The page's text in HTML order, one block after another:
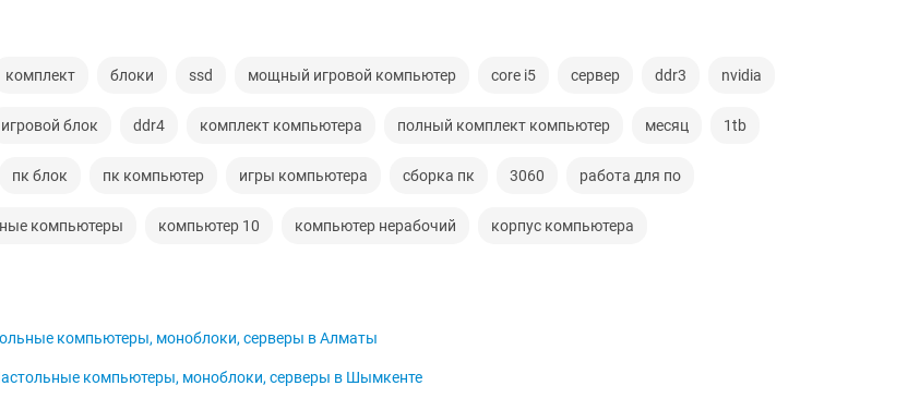
комплект блоки ssd мощный игровой компьютер core i5 сервер ddr3 nvidia
игровой блок ddr4 комплект компьютера полный комплект компьютер месяц 1tb
пк блок пк компьютер игры компьютера сборка пк 3060 работа для по
компьютеры компьютер 10 компьютер нерабочий корпус компьютера
компьютеры, моноблоки, серверы в Алматы
компьютеры, моноблоки, серверы в Шымкенте